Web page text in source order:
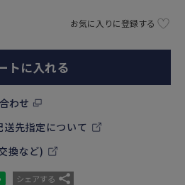
お気に入りに登録する
トに入れる
わせ
先指定について
換など)
シェアする